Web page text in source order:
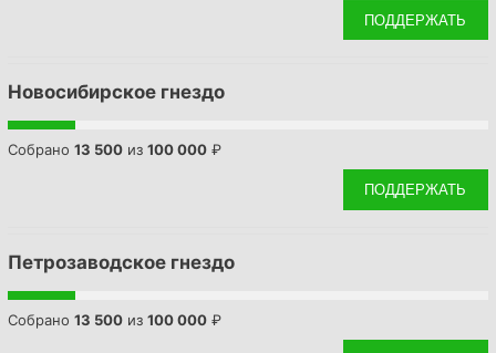
ПОДДЕРЖАТЬ
Новосибирское гнездо
Собрано13 500 из100 000 ₽
ПОДДЕРЖАТЬ
Петрозаводское гнездо
Собрано13 500 из100 000 ₽